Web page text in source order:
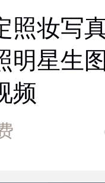
照妆写
明星生
频